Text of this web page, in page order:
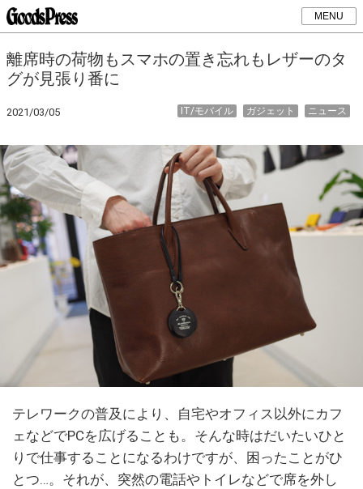
MENU
離席時の荷物もスマホの置き忘れもレザーのタ
グが見張り番に
2021/03/05 ニュース
ガジェット
IT/モバイル
テレワークの普及により、自宅やオフィス以外にカフ
ェなどでPCを広げることも。そんな時はだいたいひと
りで仕事することになるわけですが、困ったことがひ
とつ…。それが、突然の電話やトイレなどで席を外し